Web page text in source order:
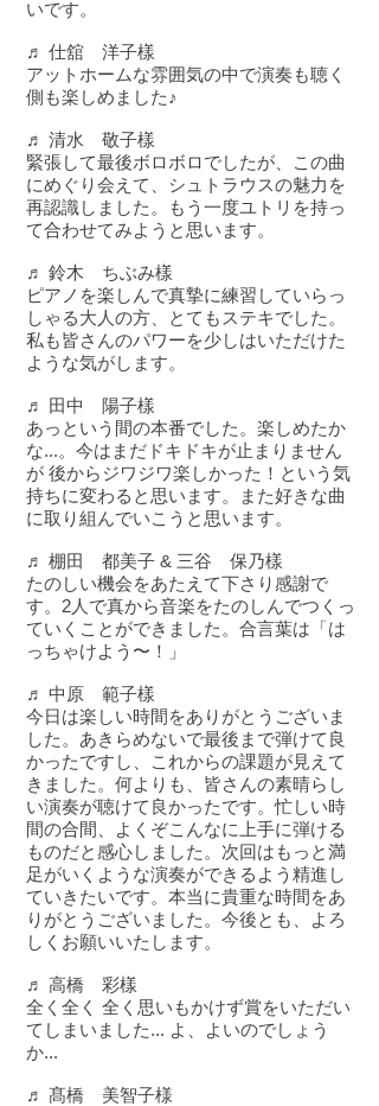
いです。
♬ 仕舘 洋子樣
アットホームな雰囲気の中で演奏も聴く
側も楽しめました♪
♬ 清水 敬子樣
緊張して最後ボロボロでしたが、この曲
にめぐり会えて、シュトラウスの魅力を
再認識しました。もう一度ユトリを持っ
て合わせてみようと思います。
♬ 鈴木 ちぶみ樣
ピアノを楽しんで真摯に練習していらっ
しゃる大人の方、とてもステキでした。
私も皆さんのパワーを少しはいただけた
ような気がします。
♬ 田中 陽子樣
あっという間の本番でした。楽しめたか
な...。今はまだドキドキが止まりません
が 後からジワジワ楽しかった！という気
持ちに変わると思います。また好きな曲
に取り組んでいこうと思います。
♬ 棚田 都美子 & 三谷 保乃樣
たのしい機会をあたえて下さり感謝で
す。2人で真から音楽をたのしんでつくっ
ていくことができました。合言葉は「は
っちゃけよう〜！」
♬ 中原 範子樣
今日は楽しい時間をありがとうございま
した。あきらめないで最後まで弾けて良
かったですし、これからの課題が見えて
きました。何よりも、皆さんの素晴らし
い演奏が聴けて良かったです。忙しい時
間の合間、よくぞこんなに上手に弾ける
ものだと感心しました。次回はもっと満
足がいくような演奏ができるよう精進し
ていきたいです。本当に貴重な時間をあ
りがとうございました。今後とも、よろ
しくお願いいたします。
♬ 高橋 彩樣
全く全く 全く思いもかけず賞をいただい
てしまいました... よ、よいのでしょう
か...
♬ 髙橋 美智子様